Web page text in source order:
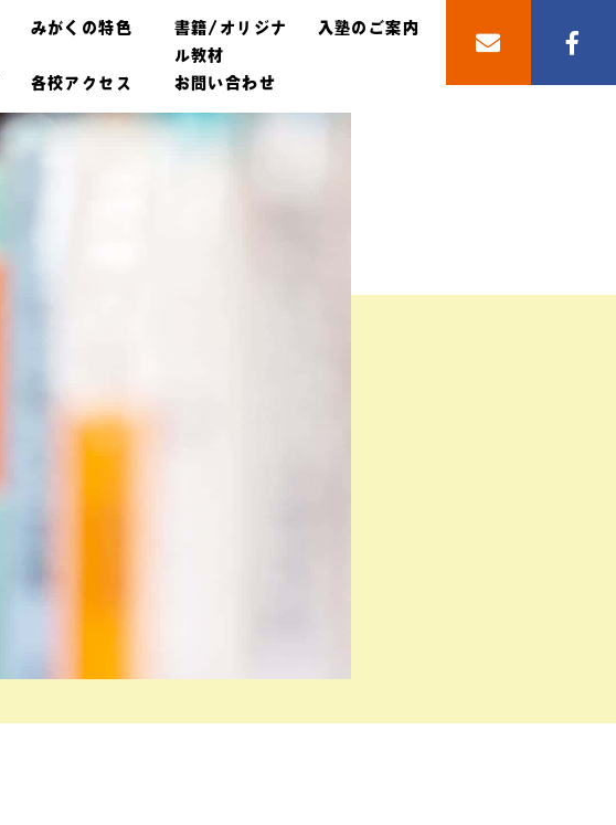
みがくの特色
書籍/オリジナ
ル教材
入塾のご案内
各校アクセス お問い合わせ